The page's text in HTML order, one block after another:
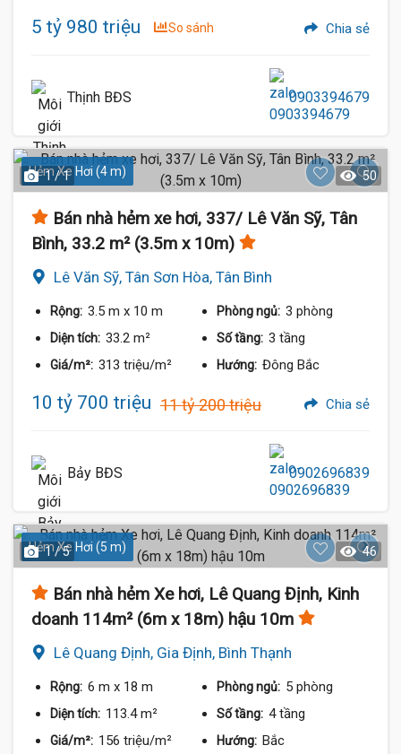
5 tỷ 980 triệu So sánh Chia sẻ
Thịnh BĐS 0903394679
Hẻm Xe Hơi (4 m)
1 / 1 50
Bán nhà hẻm xe hơi, 337/ Lê Văn Sỹ, Tân
Bình, 33.2 m² (3.5m x 10m)
Lê Văn Sỹ, Tân Sơn Hòa, Tân Bình
Rộng: 3.5 m x 10 m Phòng ngủ: 3 phòng
Diện tích: 33.2 m² Số tầng: 3 tầng
Giá/m²: 313 triệu/m² Hướng: Đông Bắc
10 tỷ 700 triệu 11 tỷ 200 triệu Chia sẻ
Bảy BĐS 0902696839
Hẻm Xe Hơi (5 m)
1 / 5 46
Bán nhà hẻm Xe hơi, Lê Quang Định, Kinh
doanh 114m² (6m x 18m) hậu 10m
Lê Quang Định, Gia Định, Bình Thạnh
Rộng: 6 m x 18 m Phòng ngủ: 5 phòng
Diện tích: 113.4 m² Số tầng: 4 tầng
Giá/m²: 156 triệu/m² Hướng: Bắc